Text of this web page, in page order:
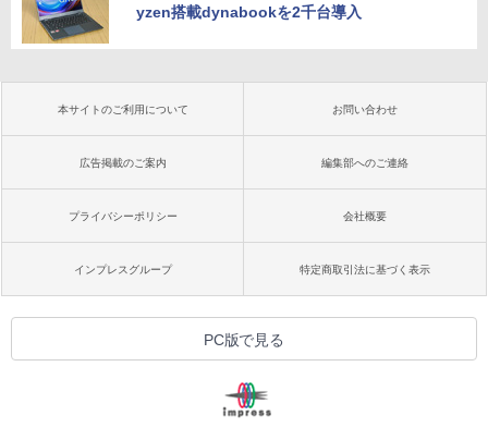
yzen搭載dynabookを2千台導入
本サイトのご利用について お問い合わせ
広告掲載のご案内 編集部へのご連絡
プライバシーポリシー 会社概要
インプレスグループ 特定商取引法に基づく表示
PC版で見る